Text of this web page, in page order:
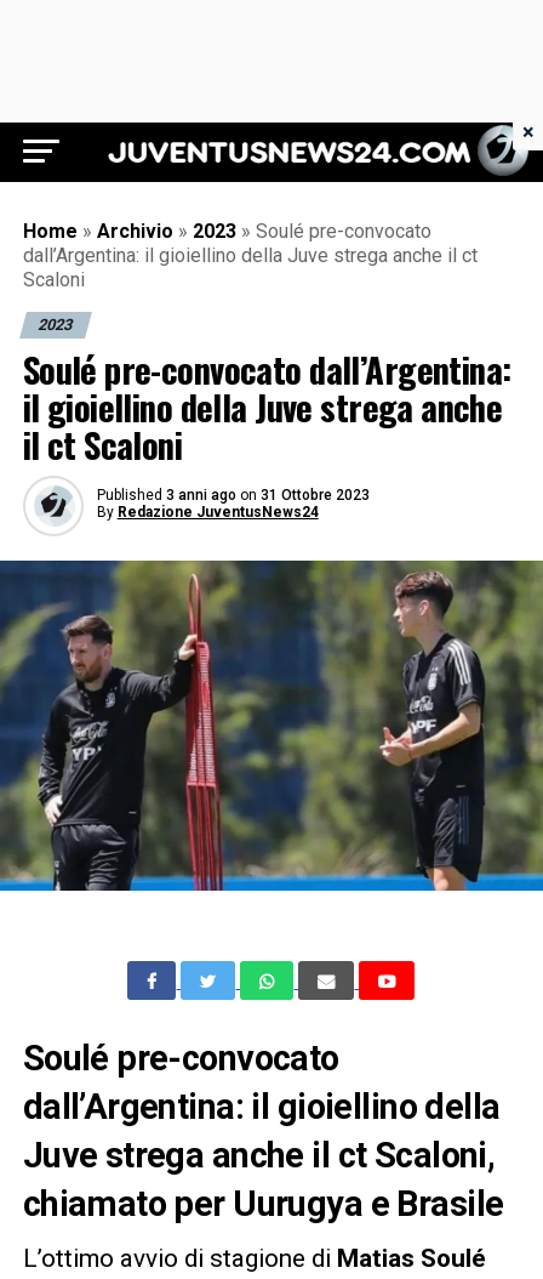
Juventus News 24
Home » Archivio » 2023 » Soulé pre-convocato
dall’Argentina: il gioiellino della Juve strega anche il ct
Scaloni
2023
Soulé pre-convocato dall’Argentina:
il gioiellino della Juve strega anche
il ct Scaloni
Published 3 anni ago on 31 Ottobre 2023
By Redazione JuventusNews24
Soulé pre-convocato
dall’Argentina: il gioiellino della
Juve strega anche il ct Scaloni,
chiamato per Uurugya e Brasile
L’ottimo avvio di stagione di Matias Soulé
×